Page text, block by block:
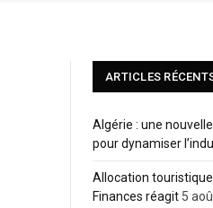
ARTICLES
Algérie : une
pour dynamiser
Allocation
Finances réagit 5